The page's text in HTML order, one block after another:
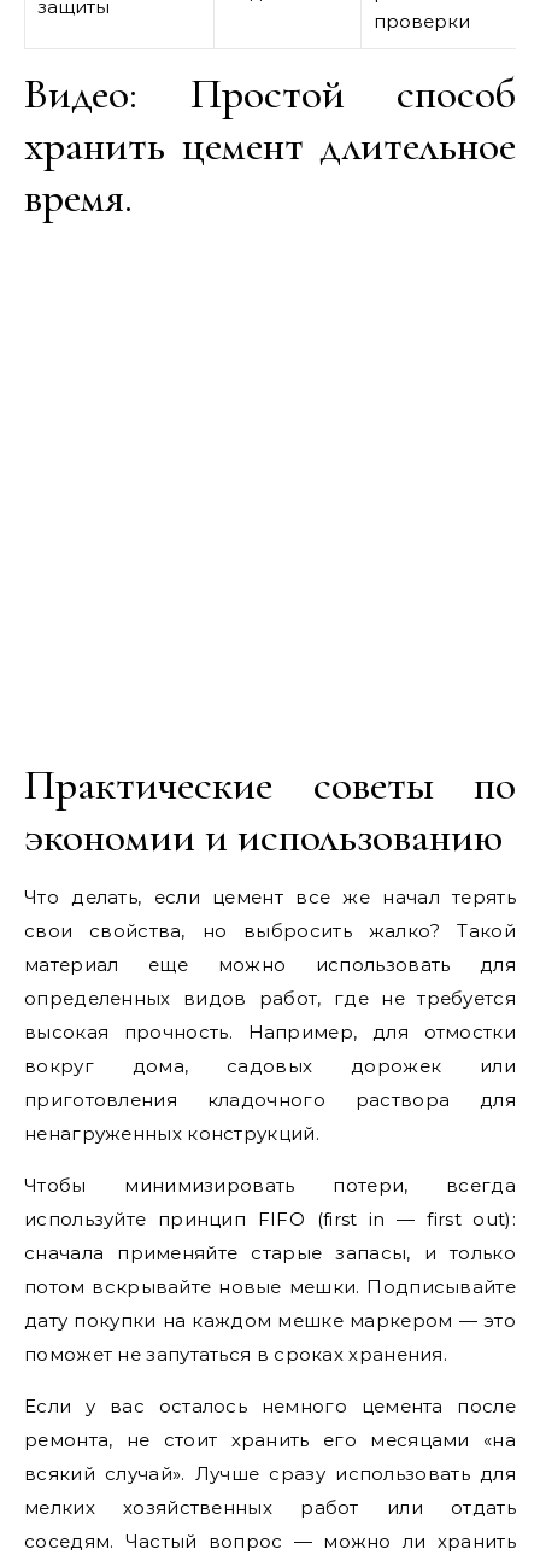
защиты
проверки
Видео: Простой способ
хранить цемент длительное
время.
Практические советы по
экономии и использованию
Что делать, если цемент все же начал терять
свои свойства, но выбросить жалко? Такой
материал еще можно использовать для
определенных видов работ, где не требуется
высокая прочность. Например, для отмостки
вокруг дома, садовых дорожек или
приготовления кладочного раствора для
ненагруженных конструкций.
Чтобы минимизировать потери, всегда
используйте принцип FIFO (first in — first out):
сначала применяйте старые запасы, и только
потом вскрывайте новые мешки. Подписывайте
дату покупки на каждом мешке маркером — это
поможет не запутаться в сроках хранения.
Если у вас осталось немного цемента после
ремонта, не стоит хранить его месяцами «на
всякий случай». Лучше сразу использовать для
мелких хозяйственных работ или отдать
соседям. Частый вопрос — можно ли хранить